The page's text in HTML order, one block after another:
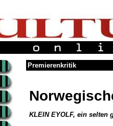
Premierenkritik
KLEIN EYOLF, ein selten